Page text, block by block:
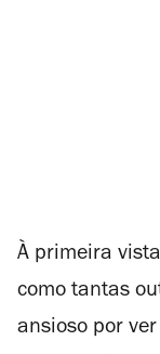
À primeira
como tantas
ansioso por